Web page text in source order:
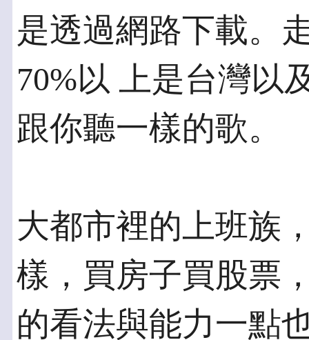
是透過網路下載。
70%以 上是台灣以
跟你聽一樣的歌。
大都市裡的上班族
樣，買房子買股票
的看法與能力一點